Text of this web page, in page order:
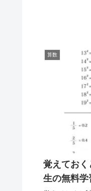
算数
覚えてお
生の無料学